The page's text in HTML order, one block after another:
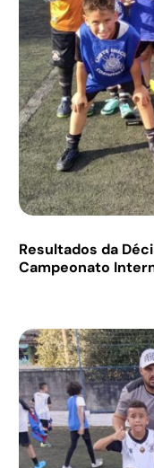
Resultados da
Campeonato